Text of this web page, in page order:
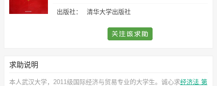
出版社： 清华大学出版社
求助说明
本人武汉大学，2011级国际经济与贸易专业的大学生。诚心求经济法 第